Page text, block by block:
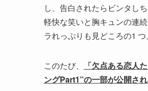
し、告白されたらビンタし
軽快な笑いと胸キュンの連
ラれっぷりも見どころの1 つ。
このたび、
「欠点ある恋人
ングPart1”の一部が公開さ